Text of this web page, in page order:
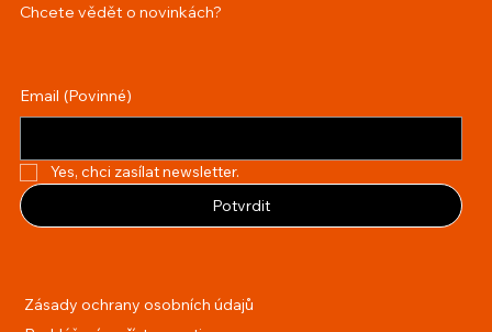
Chcete vědět o novinkách?
Email (Povinné)
Yes, chci zasílat newsletter.
Potvrdit
Zásady ochrany osobních údajů